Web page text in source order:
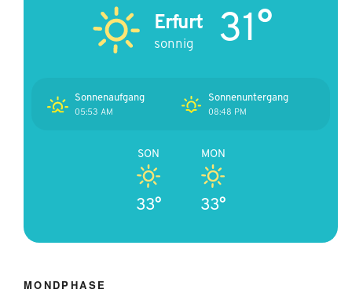
Erfurt
sonnig 31°
Sonnenaufgang
05:53 AM
Sonnenuntergang
08:48 PM
SON
33°
MON
33°
MONDPHASE